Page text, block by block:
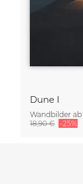
Dune I
Wandbilder ab
18,90 € -25%